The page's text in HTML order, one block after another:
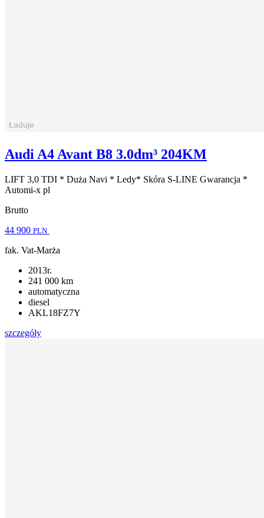
Audi A4 Avant B8 3.0dm³ 204KM
LIFT 3,0 TDI * Duża Navi * Ledy* Skóra S-LINE Gwarancja *
Automi-x pl
Brutto
44 900 PLN
fak. Vat-Marża
2013r.
241 000 km
automatyczna
diesel
AKL18FZ7Y
szczegóły